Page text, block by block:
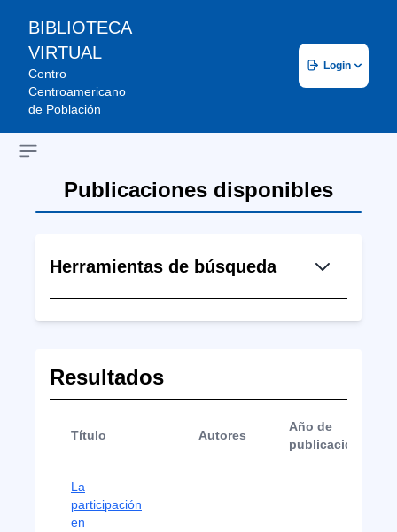
BIBLIOTECA
VIRTUAL
Centro
Centroamericano
de Población
Login
Open sidebar
Publicaciones disponibles
Herramientas de búsqueda
Resultados
Título Autores
Año de
publicación
La
participación
en